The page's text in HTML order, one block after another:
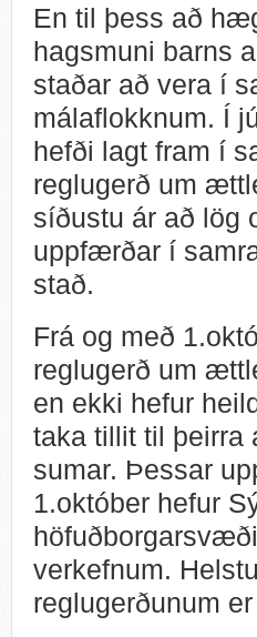
En til þess að
hagsmuni barns
staðar að vera í
málaflokknum. Í
hefði lagt fram í
reglugerð um
síðustu ár að lög
uppfærðar í
stað.
Frá og með
reglugerð um
en ekki hefur
taka tillit til þeirra
sumar. Þessar
1.október hefur
verkefnum.
reglugerðunum